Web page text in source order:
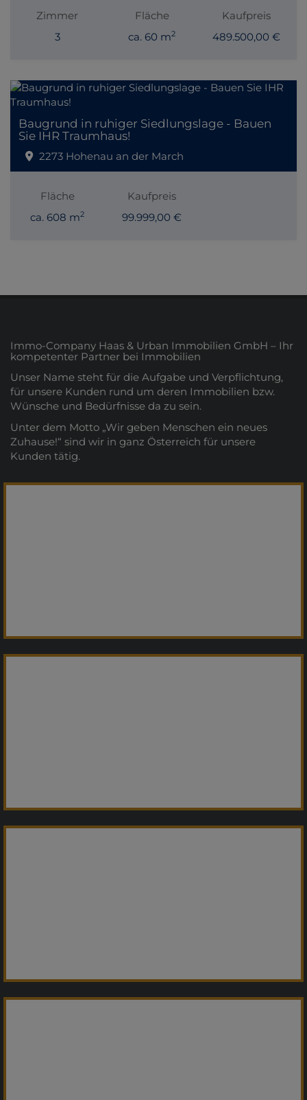
Zimmer
3
Fläche
ca. 60 m2
Kaufpreis
489.500,00 €
Baugrund in ruhiger Siedlungslage - Bauen
Sie IHR Traumhaus!
2273 Hohenau an der March
Fläche
ca. 608 m2
Kaufpreis
99.999,00 €
Immo-Company Haas & Urban Immobilien GmbH – Ihr
kompetenter Partner bei Immobilien
Unser Name steht für die Aufgabe und Verpflichtung,
für unsere Kunden rund um deren Immobilien bzw.
Wünsche und Bedürfnisse da zu sein.
Unter dem Motto „Wir geben Menschen ein neues
Zuhause!“ sind wir in ganz Österreich für unsere
Kunden tätig.